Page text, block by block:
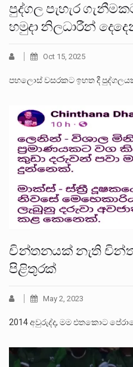
පුද්ගල පැහැර
හමුදා නිලධාරීන්
Oct 15, 2025
පහලොස් වසරකට ඉහත දී පුද්ගලයකු
චින්තනයක් නැති
පිළිතුරක්
May 2, 2023
2014 අවුරුද්ද, මම එතකොට